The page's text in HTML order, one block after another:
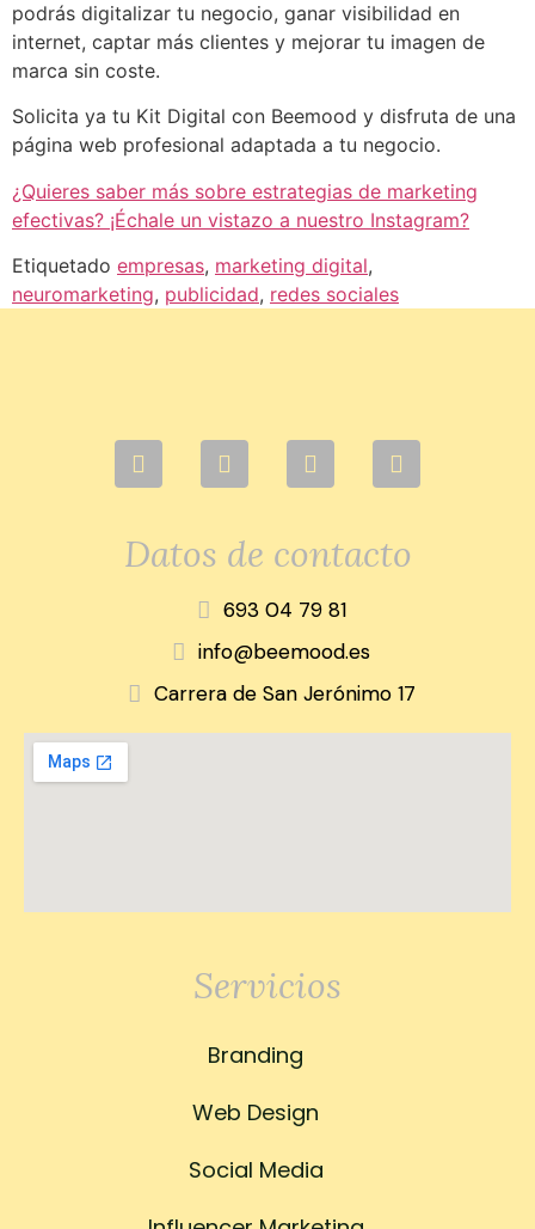
podrás digitalizar tu negocio, ganar visibilidad en
internet, captar más clientes y mejorar tu imagen de
marca sin coste.
Solicita ya tu Kit Digital con Beemood y disfruta de una
página web profesional adaptada a tu negocio.
¿Quieres saber más sobre estrategias de marketing
efectivas? ¡Échale un vistazo a nuestro Instagram?
Etiquetado empresas, marketing digital,
neuromarketing, publicidad, redes sociales
Datos de contacto
693 04 79 81
info@beemood.es
Carrera de San Jerónimo 17
Servicios
Branding
Web Design
Social Media